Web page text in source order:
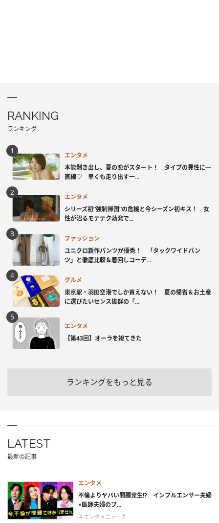
RANKING
ランキング
エンタメ
本能剥き出し、夏の恋がスタート！ タイプの異性に一
直線♡ 早くも走り出す一...
エンタメ
シリーズ初“強制帰国”の危機と今シーズン初キス！ 女
性が沼るモテテク勃発で...
ファッション
ユニクロ新作パンツが優秀！ 「タックワイドパン
ツ」と徹底比較＆着回しコーデ...
グルメ
東京駅・羽田空港でしか買えない！ 夏の帰省＆お土産
に選びたいセンス抜群の「...
エンタメ
【第43回】オーラを視てきた
ランキングをもっと見る
LATEST
最新の記事
エンタメ
不倫よりヤバい問題発生!? インフルエンサー夫婦
×医師夫婦のブ...
＃エンタメニュース